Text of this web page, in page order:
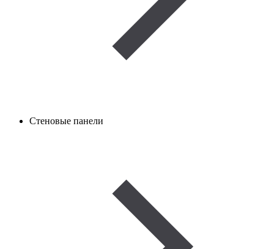
Стеновые панели